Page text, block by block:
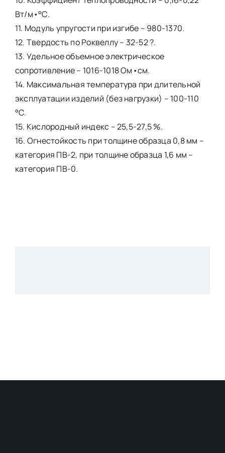
Вт/м•°С.
11. Модуль упругости при изгибе – 980-1370.
12. Твердость по Роквеллу – 32-52 ?.
13. Удельное объемное электрическое
сопротивление – 1016-1018 Ом•см.
14. Максимальная температура при длительной
эксплуатации изделий (без нагрузки) – 100-110
°С.
15. Кислородный индекс – 25,5-27,5 %.
16. Огнестойкость при толщине образца 0,8 мм –
категория ПВ-2, при толщине образца 1,6 мм –
категория ПВ-0.